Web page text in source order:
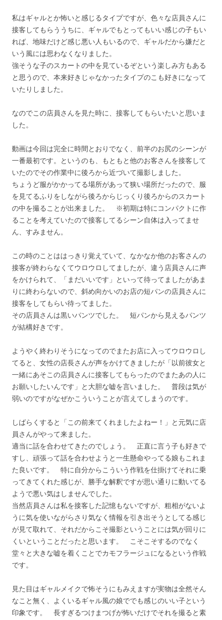
私はギャルとか怖いと感じるタイプですが、色々な店員さんに
接客してもらううちに、ギャルでもとってもいい感じの子もい
れば、地味だけど感じ悪い人もいるので、ギャルだから嫌だと
いう風には思わなくなりました。
強そうな子のスカートの中を見ているぞという楽しみ方もある
と思うので、本来好きじゃなかったタイプのこも好きになって
いたりしました。
なのでこの店員さんを見た時に、接客してもらいたいと思いま
した。
動画は今回は完全に時間とおりでなく、前半のお尻のシーンが
一番最初です。というのも、もともと他のお客さんを接客して
いたのでその作業中に後ろから近づいて撮影しました。
ちょうど服がかかってる場所があって狭い場所だったので、服
を見てるふりをしながら後ろからじっくり後ろからのスカート
の中を撮ることが出来ました。 ※初期は特にコンパクトに作
ることを考えていたので接客してるシーン自体は入ってませ
ん、すみません。
この時のことははっきり覚えていて、なかなか他のお客さんの
接客が終わらなくてウロウロしてましたが、違う店員さんに声
をかけられて、「まだいいです」といって待ってましたがあま
りに終わらないので、斜め向かいのお店の短パンの店員さんに
接客をしてもらい待ってました。
その店員さんは黒いパンツでした。 短パンから見えるパンツ
が結構好きです。
ようやく終わりそうになってのでまたお店に入ってウロウロし
てると、女性の店長さんが声をかけてきましたが「以前彼女と
一緒にあそこの店員さんに接客してもらったのでまたあの人に
お願いしたいんです」と大胆な嘘を言いました。 普段は気が
弱いのですがなぜかこういうことが言えてしまうのです。
しばらくすると「この前来てくれましたよねー！」と元気に店
員さんがやって来ました。
適当に話を合わせてきたのでしょう。 正直に言う子も好きで
すし、頑張って話を合わせようと一生懸命やってる娘もこれま
た良いです。 特に自分からこういう作戦を仕掛けてそれに乗
ってきてくれた感じが、勝手な解釈ですが思い通りに動いてる
ようで悪い気はしませんでした。
当然店員さんは私を接客した記憶もないですが、粗相がないよ
うに気を使いながらさり気なく情報を引き出そうとしてる感じ
が見て取れて、それだからこそ撮影ということには気が回りに
くいということだったと思います。 こそこそするのでなく
堂々と大きな嘘を着くことでカモフラージュになるという作戦
です。
見た目はギャルメイクで怖そうにもみえますが実物は全然そん
なこと無く、よくいるギャル風の娘ででも感じのいい子という
印象です。 長すぎるつけまつげが怖いだけでそれを撮ると素